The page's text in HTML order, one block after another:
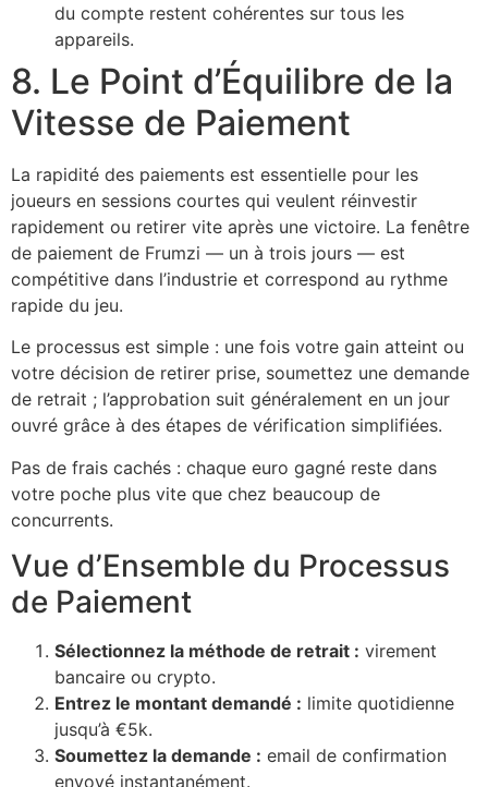
du compte restent cohérentes sur tous les
appareils.
8. Le Point d’Équilibre de la
Vitesse de Paiement
La rapidité des paiements est essentielle pour les
joueurs en sessions courtes qui veulent réinvestir
rapidement ou retirer vite après une victoire. La fenêtre
de paiement de Frumzi — un à trois jours — est
compétitive dans l’industrie et correspond au rythme
rapide du jeu.
Le processus est simple : une fois votre gain atteint ou
votre décision de retirer prise, soumettez une demande
de retrait ; l’approbation suit généralement en un jour
ouvré grâce à des étapes de vérification simplifiées.
Pas de frais cachés : chaque euro gagné reste dans
votre poche plus vite que chez beaucoup de
concurrents.
Vue d’Ensemble du Processus
de Paiement
Sélectionnez la méthode de retrait : virement
bancaire ou crypto.
Entrez le montant demandé : limite quotidienne
jusqu’à €5k.
Soumettez la demande : email de confirmation
envoyé instantanément.